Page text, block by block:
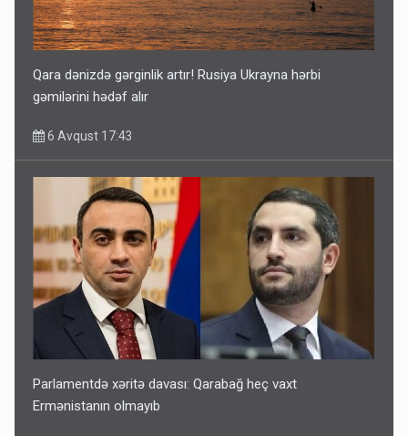
Qara dənizdə gərginlik artır! Rusiya Ukrayna hərbi
gəmilərini hədəf alır
6 Avqust 17:43
Parlamentdə xəritə davası: Qarabağ heç vaxt
Ermənistanın olmayıb